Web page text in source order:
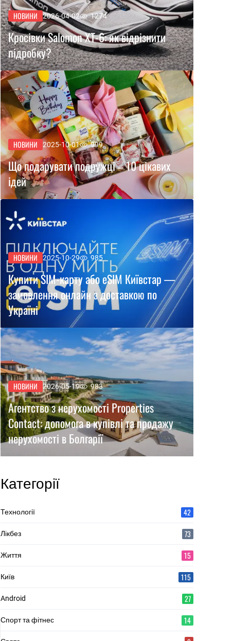
НОВИНИ 2026-04-02 1274
Кросівки Salomon XT-6: як відрізнити
підробку?
НОВИНИ 2025-10-01 999
Що подарувати подружці – 10 цікавих
ідей
НОВИНИ 2025-10-29 985
Купити SIM-карту або eSIM Київстар —
замовлення онлайн з доставкою по
Україні
НОВИНИ 2026-05-19 983
Агентство з нерухомості Properties
Contact: допомога в купівлі та продажу
нерухомості в Болгарії
Категорії
Технології 42
Лікбез 73
Життя 15
Київ 115
Android 27
Спорт та фітнес 14